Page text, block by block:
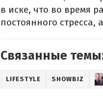
в иске, что во время
постоянного
Связанные
LIFESTYLE SHOWBIZ